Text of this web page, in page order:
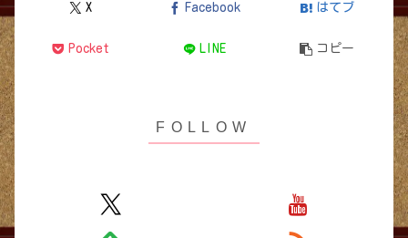
X Facebook はてブ
Pocket LINE コピー